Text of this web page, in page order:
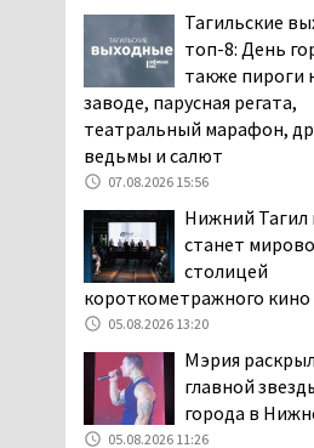
В Нижнем
дня запретят
06.08.2026 11:41
«Я уверен, это
вошь».
летней девочки
пожаловались на
паразитов, которые
ребёнка в детской
Нижнего Тагила
05.08.2026 17:59
Директора
предприятия
«Упырь» подорвали в
Тагильские
топ-8: День
также пироги
заводе, парусная регата,
театральный марафон,
ведьмы и салют
07.08.2026 15:56
Нижний Тагил
станет
столицей
короткометражного кино
05.08.2026 13:20
Мэрия
главной
города в
05.08.2026 11:26